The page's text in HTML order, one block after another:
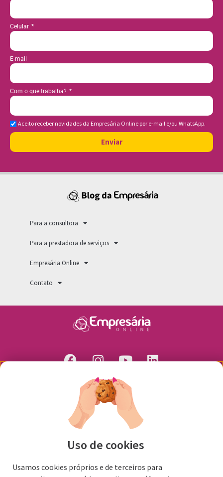
Celular
E-mail
Com o que trabalha?
Aceito receber novidades da Empresária Online por e-mail e/ou WhatsApp.
Enviar
Para a consultora
Para a prestadora de serviços
Empresária Online
Contato
Uso de cookies
Usamos cookies próprios e de terceiros para